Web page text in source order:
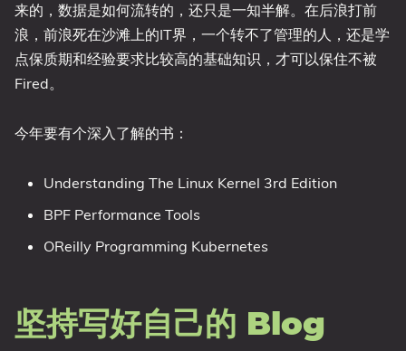
来的，数据是如何流转的，还只是一知半解。在后浪打前
浪，前浪死在沙滩上的IT界，一个转不了管理的人，还是学
点保质期和经验要求比较高的基础知识，才可以保住不被
Fired。
今年要有个深入了解的书：
Understanding The Linux Kernel 3rd Edition
BPF Performance Tools
OReilly Programming Kubernetes
坚持写好自己的 Blog